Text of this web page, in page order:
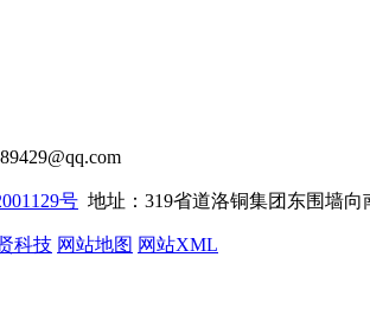
号 地址：319省道洛铜集团东围墙向
科技 网站地图 网站XML